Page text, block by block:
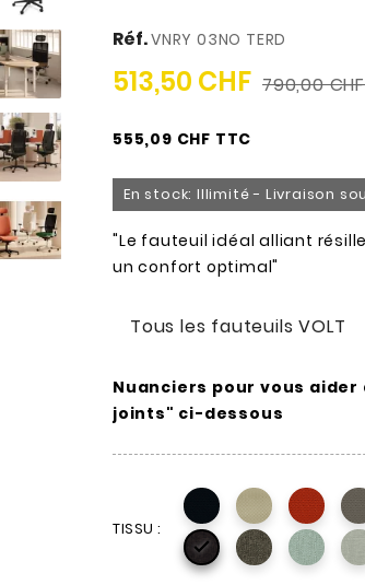
Réf.VNRY 03NO TERD
513,50 CHF 790,00 CHF
555,09 CHF TTC
En stock: Illimité - Livraison
"Le fauteuil idéal alliant
un confort optimal"
Tous les fauteuils VOLT
Nuanciers pour vous
joints" ci-dessous
TISSU :
